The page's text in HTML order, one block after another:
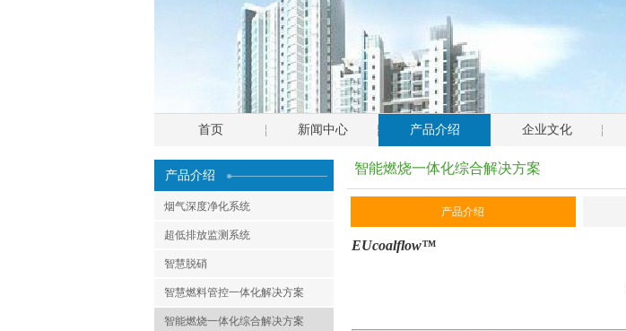
首页 新闻中心 产品介绍 企业文化
产品介绍
烟气深度净化系统
超低排放监测系统
智慧脱硝
智慧燃料管控一体化解决方案
智能燃烧一体化综合解决方案
智能燃烧一体化综合解决方案
产品介绍
EUcoalflow™